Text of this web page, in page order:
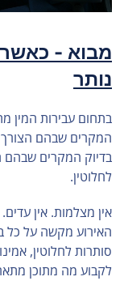
מבוא - כאשר
נותר
בתחום עבירות המין
המקרים שבהם הצורך
בדיוק המקרים שבהם
לחלוטין.
אין מצלמות. אין
האירוע מקשה על כל
סותרות לחלוטין,
לקבוע מה מתוכן